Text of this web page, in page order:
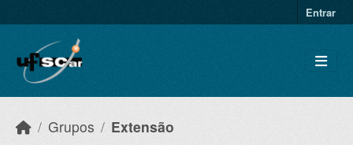
Entrar
Grupos Extensão